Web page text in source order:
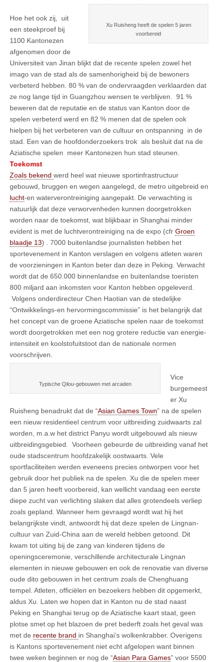
Xu Ruisheng heeft de spelen 5 jaren
voorbereid
Hoe het ook zij, uit
een steekproef bij
1100 Kantonezen
afgenomen door de
Universiteit van Jinan blijkt dat de recente spelen zowel het
imago van de stad als de samenhorigheid bij de bewoners
verbeterd hebben. 80 % van de ondervraagden verklaarden dat
ze nog lange tijd in Guangzhou wensen te verblijven. 91 %
beweren dat de reputatie en de status van Kanton door de
spelen verbeterd werd en 82 % menen dat de spelen ook
hielpen bij het verbeteren van de cultuur en ontspanning in de
stad. Een van de hoofdonderzoekers trok als besluit dat na de
Aziatische spelen meer Kantonezen hun stad steunen.
Toekomst
Zoals bekend werd heel wat nieuwe sportinfrastructuur
gebouwd, bruggen en wegen aangelegd, de metro uitgebreid en
lucht-en waterverontreiniging aangepakt. De verwachting is
natuurlijk dat deze verworvenheden kunnen doorgetrokken
worden naar de toekomst, wat blijkbaar in Shanghai minder
evident is met de luchtverontreiniging na de expo (cfr Groen
blaadje 13) . 7000 buitenlandse journalisten hebben het
sportevenement in Kanton verslagen en volgens atleten waren
de voorzieningen in Kanton beter dan deze in Peking. Verwacht
wordt dat de 650.000 binnenlandse en buitenlandse toeristen
800 miljard aan inkomsten voor Kanton hebben opgeleverd.
Volgens onderdirecteur Chen Haotian van de stedelijke
“Ontwikkelings-en hervormingscommissie” is het belangrijk dat
het concept van de groene Aziatische spelen naar de toekomst
wordt doorgetrokken met een nog grotere reductie van energie-
intensiteit en koolstofuitstoot dan de nationale normen
voorschrijven.
Typische Qilou-gebouwen met arcaden
Vice
burgemeest
er Xu
Ruisheng benadrukt dat de “Asian Games Town” na de spelen
een nieuw residentieel centrum voor uitbreiding zuidwaarts zal
worden, m.a.w het district Panyu wordt uitgebouwd als nieuw
uitbreidingsgebied. Voorheen gebeurde de uitbreiding vanaf het
oude stadscentrum hoofdzakelijk oostwaarts. Vele
sportfaciliteiten werden eveneens precies ontworpen voor het
gebruik door het publiek na de spelen. Xu die de spelen meer
dan 5 jaren heeft voorbereid, kan wellicht vandaag een eerste
diepe zucht van verlichting slaken dat alles grotendeels verliep
zoals gepland. Wanneer hem gevraagd wordt wat hij het
belangrijkste vindt, antwoordt hij dat deze spelen de Lingnan-
cultuur van Zuid-China aan de wereld hebben getoond. Dit
kwam tot uiting bij de zang van kinderen tijdens de
openingsceremonie, verschillende architecturale Lingnan
elementen in nieuwe gebouwen en ook de renovatie van diverse
oude dito gebouwen in het centrum zoals de Chenghuang
tempel. Atleten, officiëlen en bezoekers hebben dit opgemerkt,
aldus Xu. Laten we hopen dat in Kanton nu de stad naast
Peking en Shanghai terug op de Aziatische kaart staat, geen
plotse smet op het blazoen de pret bederft zoals het geval was
met de recente brand in Shanghai’s wolkenkrabber. Overigens
is Kantons sportevenement niet echt afgelopen want binnen
twee weken beginnen er nog de “Asian Para Games” voor 5500